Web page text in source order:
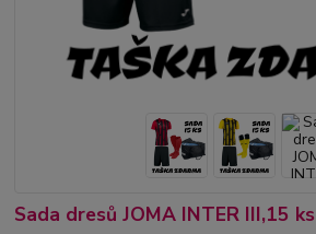
Sada dresů JOMA INTER III,15